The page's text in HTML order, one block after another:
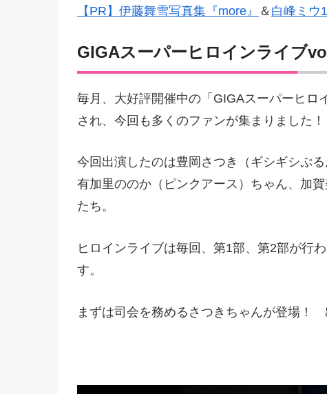
【PR】伊藤舞雪写真集『more』 ＆ 白峰ミウ
GIGAスーパーヒロインライブ
毎月、大好評開催中の「GIGAスーパーヒロ
され、今回も多くのファンが集まりました！
今回出演したのは豊岡さつき（ギシギシぷ
有加里ののか（ピンクアース）ちゃん、加
たち。
ヒロインライブは毎回、第1部、第2部が行
す。
まずは司会を務めるさつきちゃんが登場！